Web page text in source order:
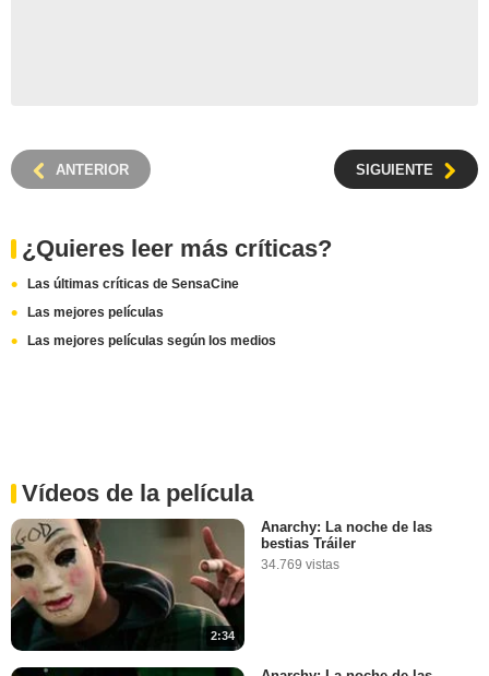
ANTERIOR SIGUIENTE
¿Quieres leer más críticas?
Las últimas críticas de SensaCine
Las mejores películas
Las mejores películas según los medios
Vídeos de la película
2:34
Anarchy: La noche de las
bestias Tráiler
34.769 vistas